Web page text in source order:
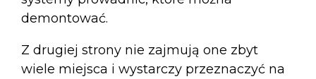
demontować.
Z drugiej strony nie zajmują one zbyt
wiele miejsca i wystarczy przeznaczyć na